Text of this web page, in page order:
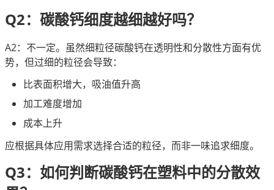
Q2：碳酸钙细度越细越好吗？
A2：不一定。虽然细粒径碳酸钙在透明性和分散性方面有优
势，但过细的粒径会导致：
比表面积增大，吸油值升高
加工难度增加
成本上升
应根据具体应用需求选择合适的粒径，而非一味追求细度。
Q3：如何判断碳酸钙在塑料中的分散效